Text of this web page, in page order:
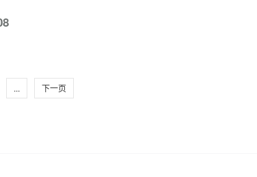
... 下一页